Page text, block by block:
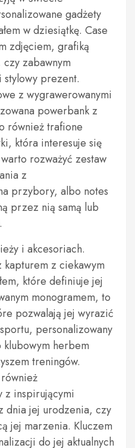
gadżety
w dziesiątkę. Case
zdjęciem, grafiką
zabawnym
prezent.
z wygrawerowanymi
powerbank z
również trafione
która interesuje się
rozważyć zestaw
z
przybory, albo notes
przez nią samą lub
i akcesoriach.
kapturem z ciekawym
które definiuje jej
monogramem, to
pozwalają jej wyrazić
personalizowany
herbem
treningów.
z inspirującymi
dnia jej urodzenia, czy
jej marzenia. Kluczem
do jej aktualnych